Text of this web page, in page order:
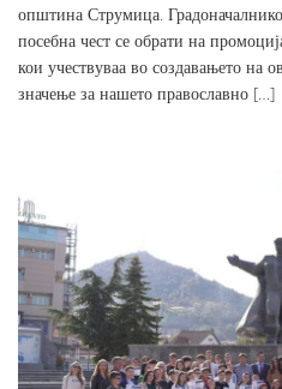
општина Струмица.
посебна чест се обрати на
кои учествуваа во создавањето на
значење за нашето православно […]